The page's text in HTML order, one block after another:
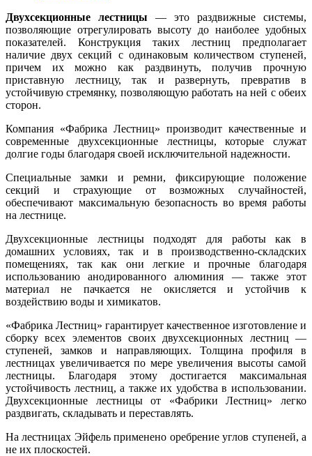
Двухсекционные лестницы — это раздвижные системы,
позволяющие отрегулировать высоту до наиболее удобных
показателей. Конструкция таких лестниц предполагает
наличие двух секций с одинаковым количеством ступеней,
причем их можно как раздвинуть, получив прочную
приставную лестницу, так и развернуть, превратив в
устойчивую стремянку, позволяющую работать на ней с обеих
сторон.
Компания «Фабрика Лестниц» производит качественные и
современные двухсекционные лестницы, которые служат
долгие годы благодаря своей исключительной надежности.
Специальные замки и ремни, фиксирующие положение
секций и страхующие от возможных случайностей,
обеспечивают максимальную безопасность во время работы
на лестнице.
Двухсекционные лестницы подходят для работы как в
домашних условиях, так и в производственно-складских
помещениях, так как они легкие и прочные благодаря
использованию анодированного алюминия — также этот
материал не пачкается не окисляется и устойчив к
воздействию воды и химикатов.
«Фабрика Лестниц» гарантирует качественное изготовление и
сборку всех элементов своих двухсекционных лестниц —
ступеней, замков и направляющих. Толщина профиля в
лестницах увеличивается по мере увеличения высоты самой
лестницы. Благодаря этому достигается максимальная
устойчивость лестниц, а также их удобства в использовании.
Двухсекционные лестницы от «Фабрики Лестниц» легко
раздвигать, складывать и переставлять.
На лестницах Эйфель применено оребрение углов ступеней, а
не их плоскостей.